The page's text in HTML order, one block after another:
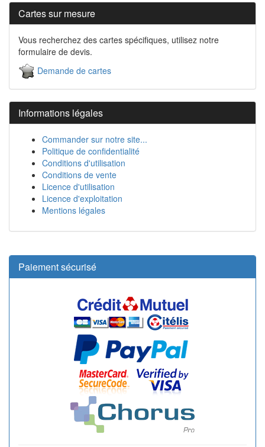
Cartes sur mesure
Vous recherchez des cartes spécifiques, utilisez notre
formulaire de devis.
Demande de cartes
Informations légales
Commander sur notre site...
Politique de confidentialité
Conditions d'utilisation
Conditions de vente
Licence d'utilisation
Licence d'exploitation
Mentions légales
Paiement sécurisé